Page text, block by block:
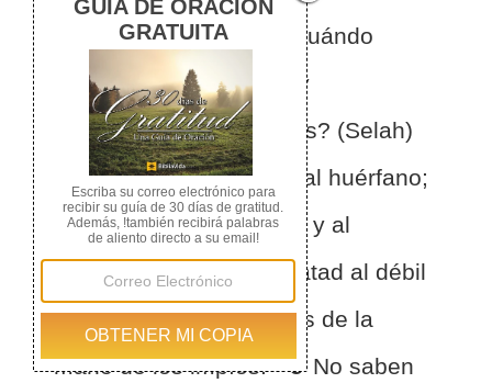
los jueces.
2 ¿Hasta cuándo
juzgaréis injustamente y
favoreceréis a los impíos? (Selah)
Defended al débil y al huérfano;
haced justicia al afligido y al
menesteroso.
Rescatad al débil
y al necesitado; libradlos de la
mano de los impíos.
5 No saben